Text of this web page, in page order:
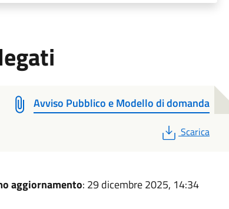
Avviso Pubblico e Modello di domanda
PDF
Scarica
aggiornamento: 29 dicembre 2025, 14:34